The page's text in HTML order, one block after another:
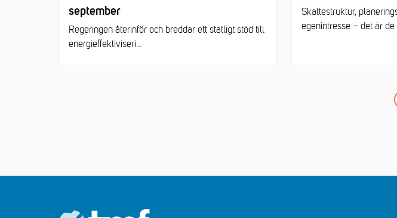
september
Regeringen återinför och breddar ett statligt stöd till
energieffektiviseri...
Skattestruktur,
egenintresse – det är de